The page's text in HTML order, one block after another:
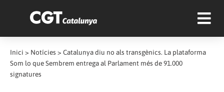
Inici > Notícies > Catalunya diu no als transgènics. La plataforma
Som lo que Sembrem entrega al Parlament més de 91.000
signatures